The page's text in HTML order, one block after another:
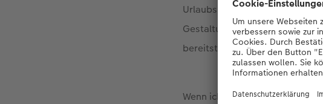
Urlaubsbildern in einCEWE
Gestaltungsvorlage
bereitstelle.
Wenn ich dann mein Fotobuch